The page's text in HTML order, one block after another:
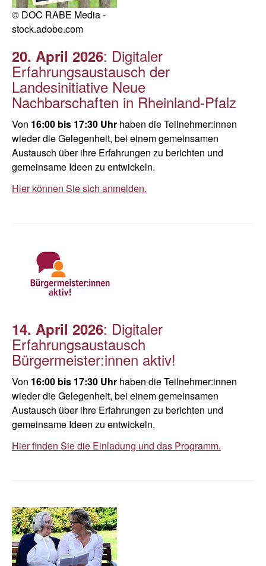
© DOC RABE Media -
stock.adobe.com
20. April 2026: Digitaler
Erfahrungsaustausch der
Landesinitiative Neue
Nachbarschaften in Rheinland-Pfalz
Von 16:00 bis 17:30 Uhr haben die Teilnehmer:innen
wieder die Gelegenheit, bei einem gemeinsamen
Austausch über ihre Erfahrungen zu berichten und
gemeinsame Ideen zu entwickeln.
Hier können Sie sich anmelden.
14. April 2026: Digitaler
Erfahrungsaustausch
Bürgermeister:innen aktiv!
Von 16:00 bis 17:30 Uhr haben die Teilnehmer:innen
wieder die Gelegenheit, bei einem gemeinsamen
Austausch über ihre Erfahrungen zu berichten und
gemeinsame Ideen zu entwickeln.
Hier finden Sie die Einladung und das Programm.